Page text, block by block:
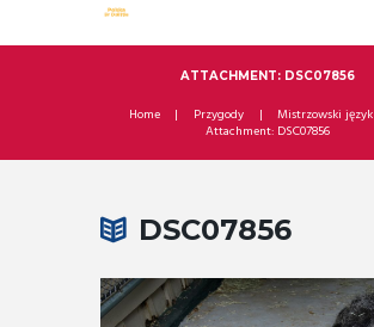
ATTACHMENT: DSC07856
Home Przygody
Mistrzowski język
Attachment: DSC07856
DSC07856